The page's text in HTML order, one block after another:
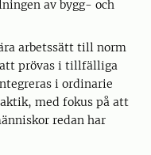
av bygg- och
arbetssätt till norm
prövas i tillfälliga
i ordinarie
med fokus på att
redan har